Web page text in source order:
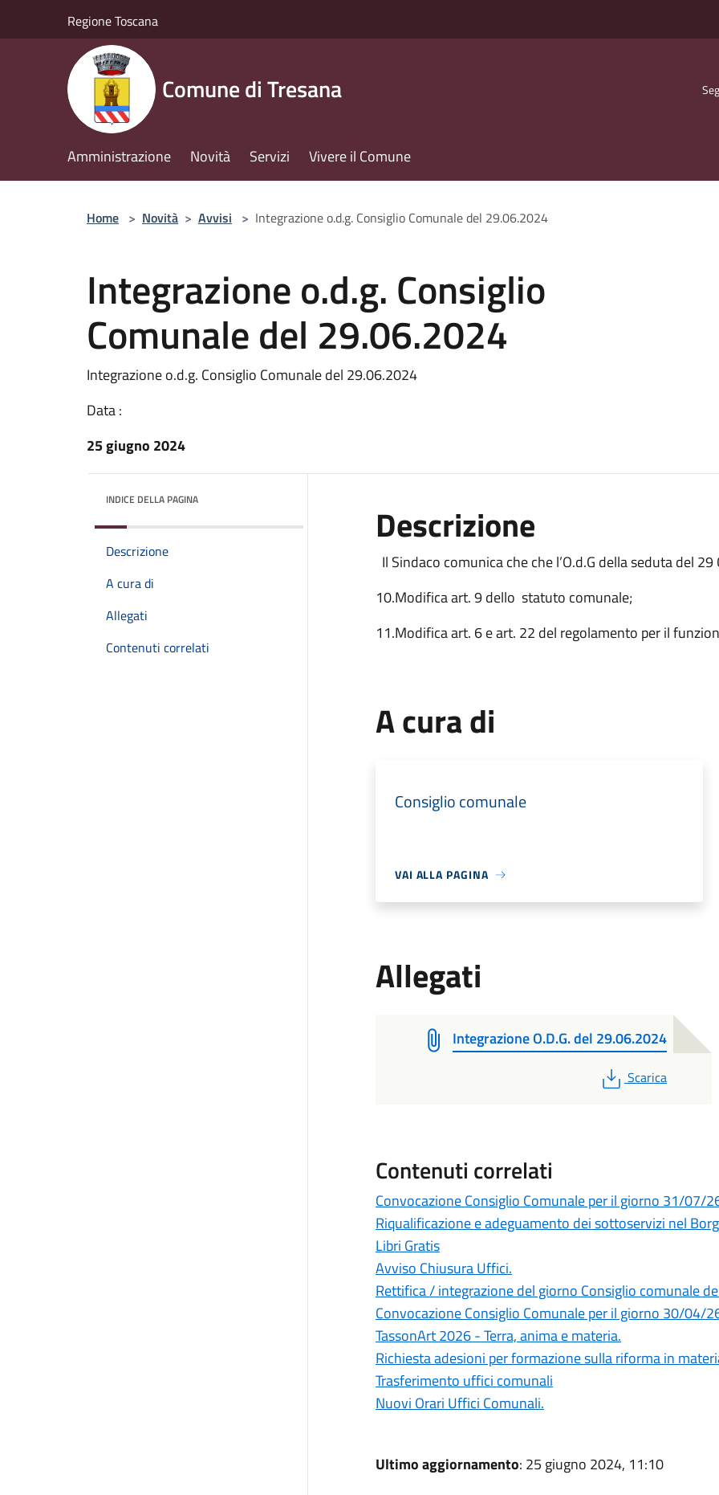
Regione Toscana
Comune di Tresana
Amministrazione Novità Servizi Vivere il Comune
Home > Novità > Avvisi > Integrazione o.d.g. Consiglio Comunale del 29.06.2024
Integrazione o.d.g. Consiglio
Comunale del 29.06.2024
Integrazione o.d.g. Consiglio Comunale del 29.06.2024
Data :
25 giugno 2024
INDICE DELLA PAGINA
Descrizione
A cura di
Allegati
Contenuti correlati
Descrizione
Il Sindaco comunica che che l’O.d.G della seduta del
10.Modifica art. 9 dello statuto comunale;
11.Modifica art. 6 e art. 22 del regolamento per il
A cura di
Consiglio comunale
VAI ALLA PAGINA
Allegati
Integrazione O.D.G. del 29.06.2024
PDF
Scarica
Contenuti correlati
Convocazione Consiglio Comunale per il giorno 31/07/
Riqualificazione e adeguamento dei sottoservizi nel
Libri Gratis
Avviso Chiusura Uffici.
Rettifica / integrazione del giorno Consiglio comunale
Convocazione Consiglio Comunale per il giorno 30/04/
TassonArt 2026 - Terra, anima e materia.
Richiesta adesioni per formazione sulla riforma in
Trasferimento uffici comunali
Nuovi Orari Uffici Comunali.
Ultimo aggiornamento: 25 giugno 2024, 11:10